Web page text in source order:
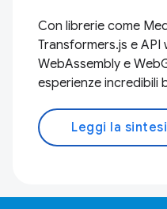
Con librerie come
Transformers.js e
WebAssembly e
esperienze incredibili
Leggi la sintesi